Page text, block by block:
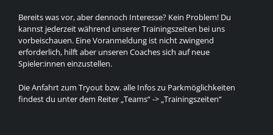
Bereits was vor, aber dennoch Interesse? Kein Problem! Du
kannst jederzeit während unserer Trainingszeiten bei uns
vorbeischauen. Eine Voranmeldung ist nicht zwingend
erforderlich, hilft aber unseren Coaches sich auf neue
Spieler:innen einzustellen.
Die Anfahrt zum Tryout bzw. alle Infos zu Parkmöglichkeiten
findest du unter dem Reiter „Teams“ -> „Trainingszeiten“